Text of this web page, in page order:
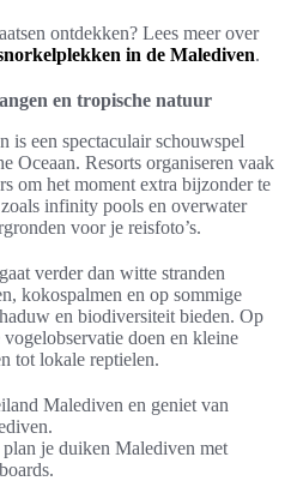
ontdekken? Lees meer over
in de Malediven.
en tropische natuur
is een spectaculair schouwspel
Oceaan. Resorts organiseren vaak
om het moment extra bijzonder te
infinity pools en overwater
voor je reisfoto’s.
verder dan witte stranden
kokospalmen en op sommige
en biodiversiteit bieden. Op
doen en kleine
tot lokale reptielen.
Malediven en geniet van
je duiken Malediven met